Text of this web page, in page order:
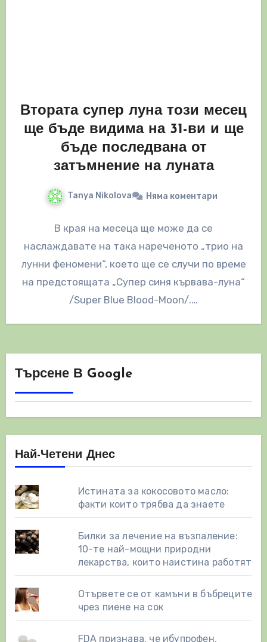
Втората супер луна този месец
ще бъде видима на 31-ви и ще
бъде последвана от
затъмнение на луната
Tanya Nikolova Няма коментари
В края на месеца ще може да се
наслаждавате на така нареченото „трио на
лунни феномени“, което ще се случи по време
на предстоящата „Супер синя кървава-луна“
/Super Blue Blood-Moon/.…
Търсене В Google
Най-Четени Днес
Истината за кокосовото масло:
факти които трябва да знаете
Билки за лечение на възпаление:
10-те най-мощни природни
лекарства, които наистина работят
Отървете се от камъни в бъбреците
чрез пиене на сок
FDA признава, че ибупрофен,